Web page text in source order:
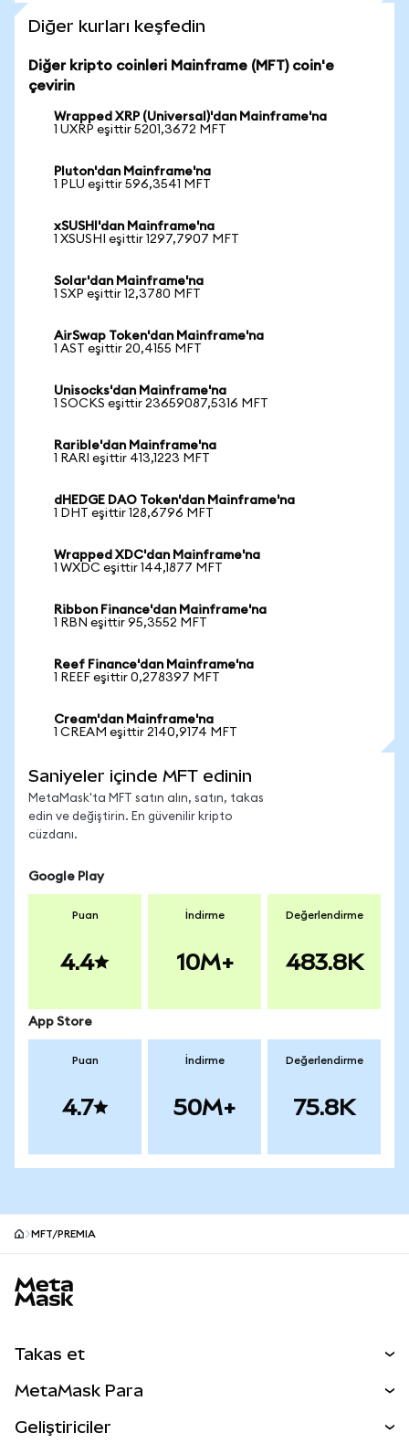
Diğer kurları keşfedin
Diğer kripto coinleri Mainframe (MFT) coin'e
çevirin
Wrapped XRP (Universal)'dan Mainframe'na
1 UXRP eşittir 5201,3672 MFT
Pluton'dan Mainframe'na
1 PLU eşittir 596,3541 MFT
xSUSHI'dan Mainframe'na
1 XSUSHI eşittir 1297,7907 MFT
Solar'dan Mainframe'na
1 SXP eşittir 12,3780 MFT
AirSwap Token'dan Mainframe'na
1 AST eşittir 20,4155 MFT
Unisocks'dan Mainframe'na
1 SOCKS eşittir 23659087,5316 MFT
Rarible'dan Mainframe'na
1 RARI eşittir 413,1223 MFT
dHEDGE DAO Token'dan Mainframe'na
1 DHT eşittir 128,6796 MFT
Wrapped XDC'dan Mainframe'na
1 WXDC eşittir 144,1877 MFT
Ribbon Finance'dan Mainframe'na
1 RBN eşittir 95,3552 MFT
Reef Finance'dan Mainframe'na
1 REEF eşittir 0,278397 MFT
Cream'dan Mainframe'na
1 CREAM eşittir 2140,9174 MFT
Saniyeler içinde MFT edinin
MetaMask'ta MFT satın alın, satın, takas
edin ve değiştirin. En güvenilir kripto
cüzdanı.
Google Play
Puan
4.4
İndirme
10M+
Değerlendirme
483.8K
App Store
Puan
4.7
İndirme
50M+
Değerlendirme
75.8K
MFT/PREMIA
Takas et
Perps
MetaMask Para
Geliştiriciler